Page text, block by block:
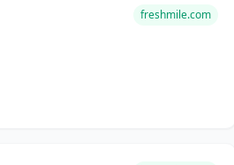
freshmile.com